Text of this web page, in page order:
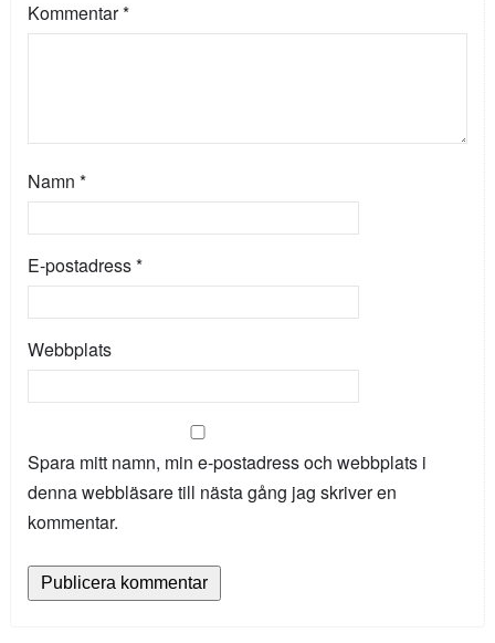
Kommentar*
Namn *
E-postadress*
Webbplats
Spara mitt namn, min e-postadress och webbplats i
denna webbläsare till nästa gång jag skriver en
kommentar.